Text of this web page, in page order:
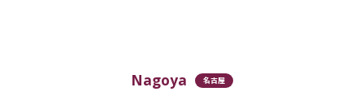
Nagoya 名古屋